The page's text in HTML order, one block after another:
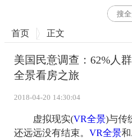
首页 正文
美国民意调查：62%人
全景看房之旅
2018-04-20 14:30:04
虚拟现实(VR全景)与传
还远远没有结束。 VR全景